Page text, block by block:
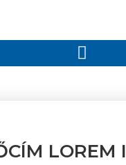
LOREM